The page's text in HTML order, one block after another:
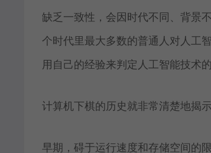
缺乏一致性，会因时代不同、背景
个时代里最大多数的普通人对人工
用自己的经验来判定人工智能技术
计算机下棋的历史就非常清楚地揭
早期，碍于运行速度和存储空间的